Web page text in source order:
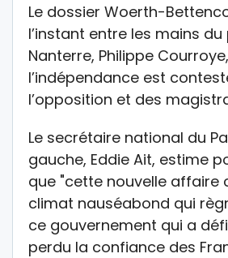
Le dossier Woerth-
l’instant entre les mains
Nanterre, Philippe
l’indépendance est
l’opposition et des
Le secrétaire national du
gauche, Eddie Ait, estime
que "cette nouvelle affaire
climat nauséabond qui
ce gouvernement qui a
perdu la confiance des